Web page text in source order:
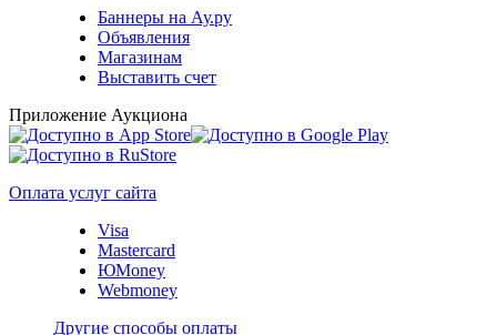
Баннеры на Ау.ру
Объявления
Магазинам
Выставить счет
Приложение Аукциона
Оплата услуг сайта
Visa
Mastercard
ЮMoney
Webmoney
Другие способы оплаты